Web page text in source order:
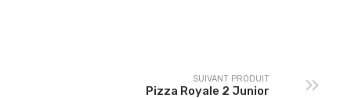
SUIVANT PRODUIT
Pizza Royale 2 Junior